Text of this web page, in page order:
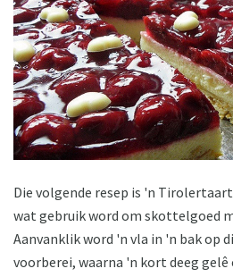
Die volgende resep is 'n
wat gebruik word om skottelgoed
Aanvanklik word 'n vla in 'n bak op
voorberei, waarna 'n kort deeg gelê